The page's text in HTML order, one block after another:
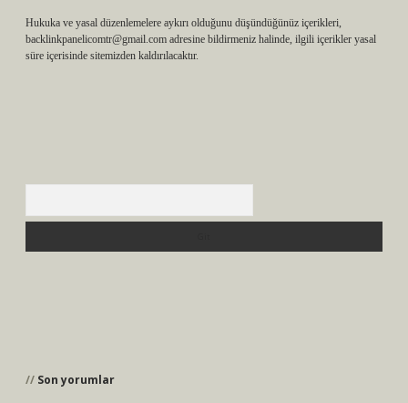
Hukuka ve yasal düzenlemelere aykırı olduğunu düşündüğünüz içerikleri,
backlinkpanelicomtr@gmail.com adresine bildirmeniz halinde, ilgili içerikler yasal
süre içerisinde sitemizden kaldırılacaktır.
Son yorumlar